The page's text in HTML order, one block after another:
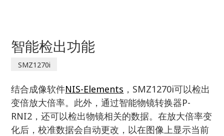
智能检出功能
SMZ1270i
结合成像软件NIS-Elements ，SMZ1270i可以检出
变倍放大倍率。此外，通过智能物镜转换器P-
RNI2，还可以检出物镜相关的数据。在放大倍率变
化后，校准数据会自动更改，以在图像上显示当前